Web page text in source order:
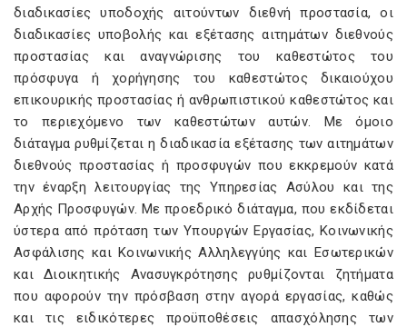
διαδικασίες υποδοχής αιτούντων διεθνή προστασία, οι
διαδικασίες υποβολής και εξέτασης αιτημάτων διεθνούς
προστασίας και αναγνώρισης του καθεστώτος του
πρόσφυγα ή χορήγησης του καθεστώτος δικαιούχου
επικουρικής προστασίας ή ανθρωπιστικού καθεστώτος και
το περιεχόμενο των καθεστώτων αυτών. Με όμοιο
διάταγμα ρυθμίζεται η διαδικασία εξέτασης των αιτημάτων
διεθνούς προστασίας ή προσφυγών που εκκρεμούν κατά
την έναρξη λειτουργίας της Υπηρεσίας Ασύλου και της
Αρχής Προσφυγών. Με προεδρικό διάταγμα, που εκδίδεται
ύστερα από πρόταση των Υπουργών Εργασίας, Κοινωνικής
Ασφάλισης και Κοινωνικής Αλληλεγγύης και Εσωτερικών
και Διοικητικής Ανασυγκρότησης ρυθμίζονται ζητήματα
που αφορούν την πρόσβαση στην αγορά εργασίας, καθώς
και τις ειδικότερες προϋποθέσεις απασχόλησης των